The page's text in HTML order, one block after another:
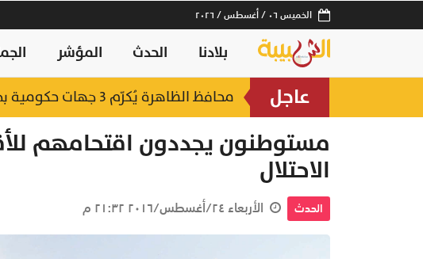
الخميس ٠٦ / أغسطس / ٢٠٢٦
بلادنا الحدث المؤشر
عاجل محافظ الظاهرة يُكرّم 3 جهات حكومية بجائزة "أفضل منفذ تقديم خدمة" لعام 2025
مستوطنون يجددون اقتحامهم
الاحتلال
الحدث الأربعاء ٢٤/أغسطس/٢٠١٦ ٢١:٣٢ م